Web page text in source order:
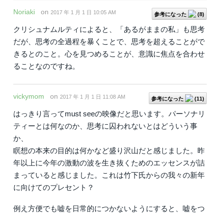
参考になった (8)
Noriaki on 2017 年 1 月 1 日 10:05 AM
クリシュナムルティによると、「あるがままの私」も思考
だが、思考の全過程を暴くことで、思考を超えることがで
きるとのこと。心を見つめることが、意識に焦点を合わせ
ることなのですね。
参考になった (11)
vickymom on 2017 年 1 月 1 日 11:08 AM
はっきり言ってmust seeの映像だと思います。パーソナリ
ティーとは何なのか、思考に囚われないとはどういう事
か、
瞑想の本来の目的は何かなど盛り沢山だと感じました。昨
年以上に今年の激動の波を生き抜くためのエッセンスが詰
まっていると感じました。これは竹下氏からの我々の新年
に向けてのプレセント？
例え方便でも嘘を日常的につかないようにすると、嘘をつ